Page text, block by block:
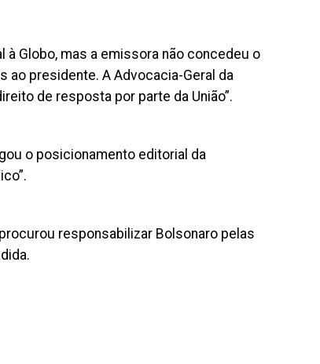
Globo, mas a emissora não concedeu o
presidente. A Advocacia-Geral da
de resposta por parte da União”.
o posicionamento editorial da
responsabilizar Bolsonaro pelas